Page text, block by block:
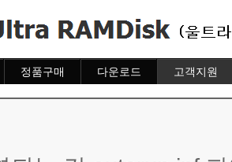
정품구매 다운로드 고객지원